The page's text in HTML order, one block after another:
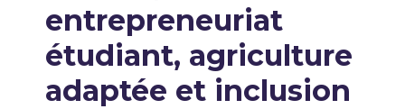
entrepreneuriat
étudiant, agriculture
adaptée et inclusion